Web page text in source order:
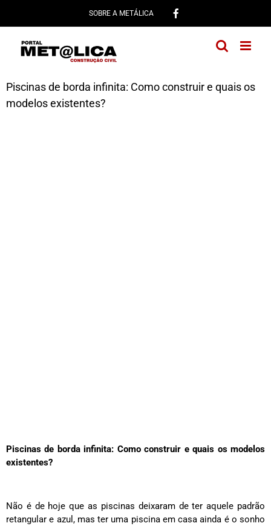
conteúdo
SOBRE A METÁLICA
Piscinas de borda infinita: Como construir e quais os
modelos existentes?
Piscinas de borda infinita: Como construir e quais os modelos
existentes?
Não é de hoje que as piscinas deixaram de ter aquele padrão
retangular e azul, mas ter uma piscina em casa ainda é o sonho